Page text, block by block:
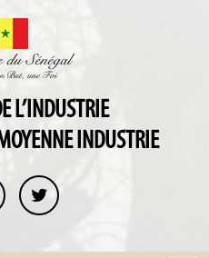
L’INDUSTRIE
INDUSTRIE